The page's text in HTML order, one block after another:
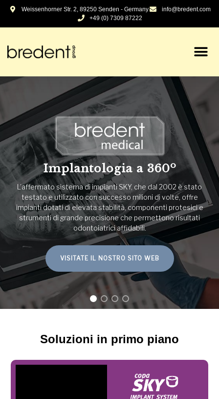
Weissenhorner Str. 2, 89250 Senden - Germany
info@bredent.com
+49 (0) 7309 87222
Odontotecnica – in evoluzione
dal 1974
La nostra impresa a conduzione familiare sviluppa e produce
prodotti, sistemi e protocolli all’avanguadia per il laboratorio
odontotecnico, per realizzare protesi ad elevato risultato
estetico sia con il workflow analogico che con quello digitale.
PER SAPERNE DI PIÙ
Soluzioni in primo piano